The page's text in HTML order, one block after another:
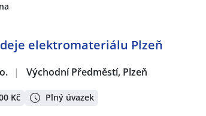
elektromateriálu Plzeň
| Východní Předměstí, Plzeň
Kč Plný úvazek